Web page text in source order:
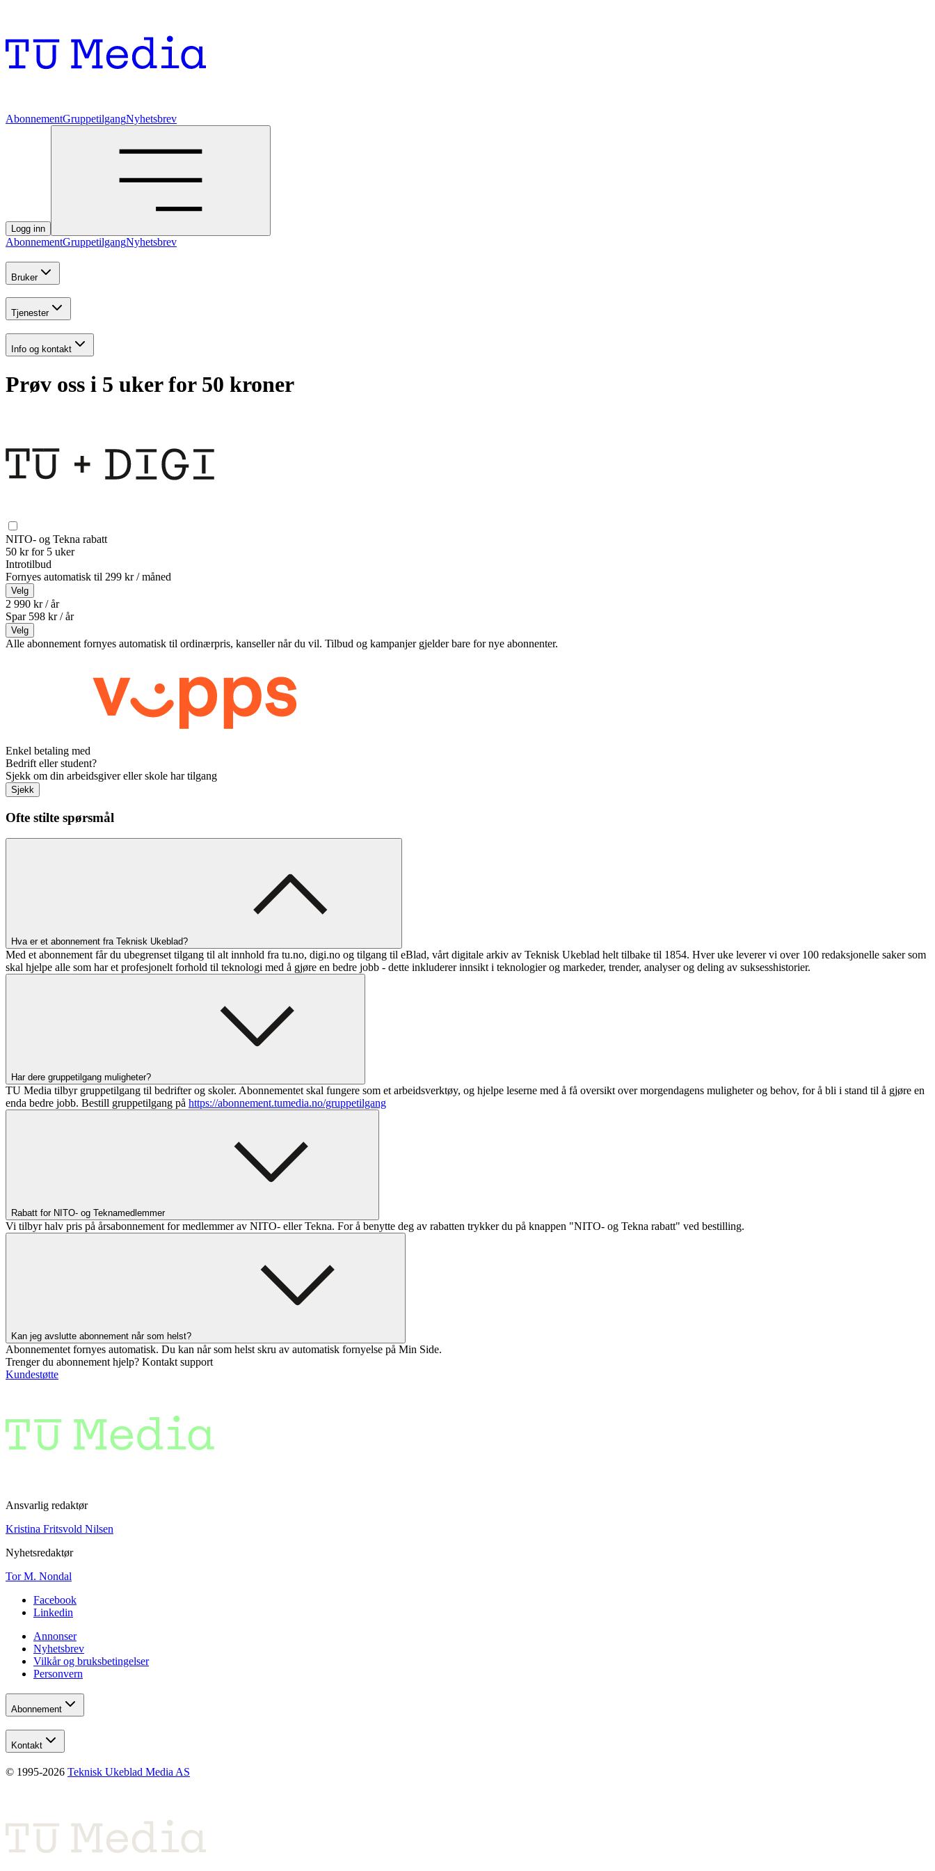
AbonnementGruppetilgangNyhetsbrev
Logg inn
AbonnementGruppetilgangNyhetsbrev
Bruker
Tjenester
Info og kontakt
Prøv oss i 5 uker for 50 kroner
NITO- og Tekna rabatt
50 kr for 5 uker
Introtilbud
Fornyes automatisk til 299 kr / måned
Velg
2 990 kr / år
Spar 598 kr /år
Velg
Alle abonnement fornyes automatisk til ordinærpris, kanseller når du vil. Tilbud og kampanjer gjelder bare for nye abonnenter.
Enkel betaling med
Bedrift eller student?
Sjekk om din arbeidsgiver eller skole har tilgang
Sjekk
Ofte stilte spørsmål
Hva er et abonnement fra Teknisk Ukeblad?
Med et abonnement får du ubegrenset tilgang til alt innhold fra tu.no, digi.no og tilgang til eBlad, vårt digitale arkiv av Teknisk Ukeblad helt tilbake til 1854. Hver uke leverer vi over 100 redaksjonelle saker som
skal hjelpe alle som har et profesjonelt forhold til teknologi med å gjøre en bedre jobb - dette inkluderer innsikt i teknologier og markeder, trender, analyser og deling av suksesshistorier.
Har dere gruppetilgang muligheter?
TU Media tilbyr gruppetilgang til bedrifter og skoler. Abonnementet skal fungere som et arbeidsverktøy, og hjelpe leserne med å få oversikt over morgendagens muligheter og behov, for å bli i stand til å gjøre en
enda bedre jobb. Bestill gruppetilgang på https://abonnement.tumedia.no/gruppetilgang
Rabatt for NITO- og Teknamedlemmer
Vi tilbyr halv pris på årsabonnement for medlemmer av NITO- eller Tekna. For å benytte deg av rabatten trykker du på knappen "NITO- og Tekna rabatt" ved bestilling.
Kan jeg avslutte abonnement når som helst?
Abonnementet fornyes automatisk. Du kan når som helst skru av automatisk fornyelse på Min Side.
Trenger du abonnement hjelp? Kontakt support
Kundestøtte
Ansvarlig redaktør
Kristina Fritsvold Nilsen
Nyhetsredaktør
Tor M. Nondal
Facebook
Linkedin
Annonser
Nyhetsbrev
Vilkår og bruksbetingelser
Personvern
Abonnement
Kontakt
© 1995-2026 Teknisk Ukeblad Media AS